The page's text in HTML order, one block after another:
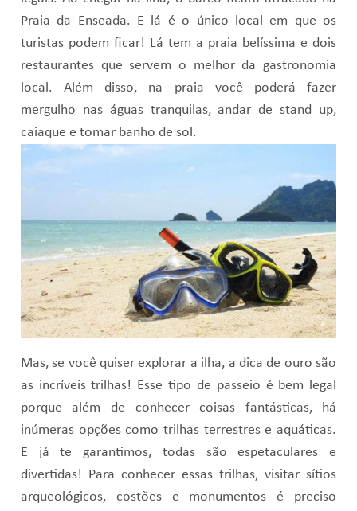
Praia da Enseada. E lá é o único local em que os
turistas podem ficar! Lá tem a praia belíssima e dois
restaurantes que servem o melhor da gastronomia
local. Além disso, na praia você poderá fazer
mergulho nas águas tranquilas, andar de stand up,
caiaque e tomar banho de sol.
Mas, se você quiser explorar a ilha, a dica de ouro são
as incríveis trilhas! Esse tipo de passeio é bem legal
porque além de conhecer coisas fantásticas, há
inúmeras opções como trilhas terrestres e aquáticas.
E já te garantimos, todas são espetaculares e
divertidas! Para conhecer essas trilhas, visitar sítios
arqueológicos, costões e monumentos é preciso